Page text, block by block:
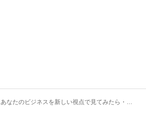
あなたのビジネスを新しい視点で見てみたら・・・